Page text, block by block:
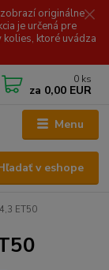
originálne
je určená pre
ktoré uvádza
Menu
v eshope
0 ks
za 0,00 EUR
ET50